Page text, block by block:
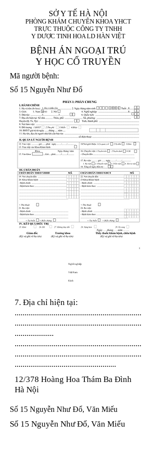
SỞ Y TẾ HÀ NỘI
PHÒNG KHÁM CHUYÊN KHOA YHCT
TRỰC THUỘC CÔNG TY TNHH
Y DƯỢC TINH HOA LD HÀN VIỆT
BỆNH ÁN NGOẠI TRÚ
Y HỌC CỔ TRUYỀN
Mã người bệnh:
Số 15 Nguyễn Như Đổ
1. Họ và tên (In
hoa):
1 9 9 5
8
8
X
X
Nghề nghiệp
Việt Nam
Kinh
7. Địa chỉ hiện tại:
.................................................................
.................................................................
....................
.................................................................
.................................................................
....................................................
12/378 Hoàng Hoa Thám Ba Đình
Hà Nội
Số 15 Nguyễn Như Đổ, Văn Miếu
Số 15 Nguyễn Như Đổ, Văn Miếu